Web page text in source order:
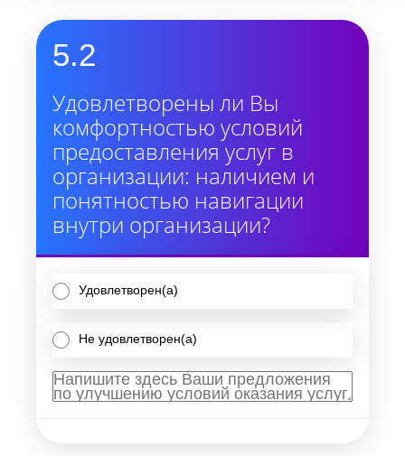
5.2
Удовлетворены ли Вы
комфортностью условий
предоставления услуг в
организации: наличием и
понятностью навигации
внутри организации?
Удовлетворен(а)
Не удовлетворен(а)